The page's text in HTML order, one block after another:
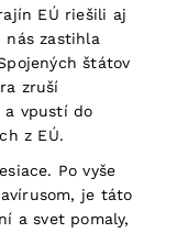
EÚ riešili aj
nás zastihla
štátov
zruší
a vpustí do
z EÚ.
Po vyše
je táto
a svet pomaly,